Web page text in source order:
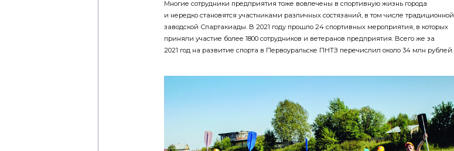
Многие сотрудники предприятия тоже вовлечены в спортивную жизнь города
и нередко становятся участниками различных состязаний, в том числе традиционной
заводской Спартакиады. В 2021 году прошло 24 спортивных мероприятия, в которых
приняли участие более 1800 сотрудников и ветеранов предприятия. Всего же за
2021 год на развитие спорта в Первоуральске ПНТЗ перечислил около 34 млн рублей.